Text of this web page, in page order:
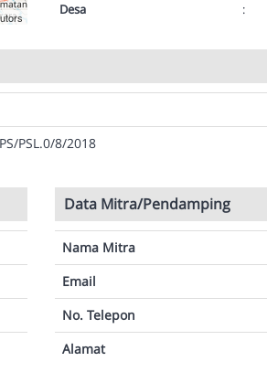
Desa
:
PSL.0/8/2018
Data Mitra/Pendamping
Nama Mitra
Email
No. Telepon
Alamat